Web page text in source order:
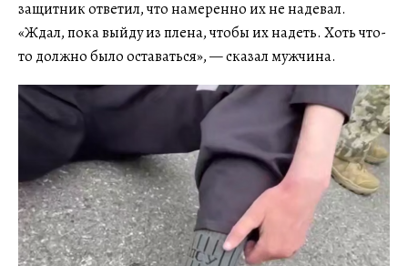
защитник ответил, что намеренно их не надевал.
«Ждал, пока выйду из плена, чтобы их надеть. Хоть что-
то должно было оставаться», — сказал мужчина.